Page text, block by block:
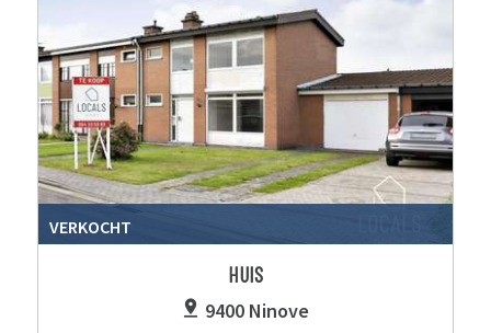
VERKOCHT
HUIS
9400 Ninove